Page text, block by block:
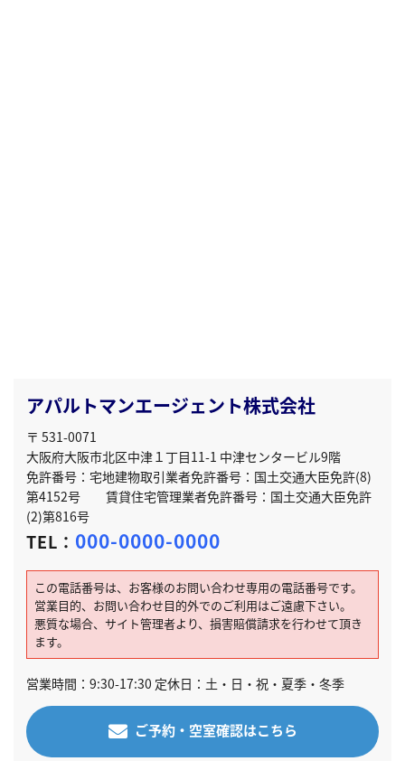
アパルトマンエージェント株式会社
〒 531-0071
大阪府大阪市北区中津１丁目11-1 中津センタービル9階
免許番号：宅地建物取引業者免許番号：国土交通大臣免許(8)
第4152号 賃貸住宅管理業者免許番号：国土交通大臣免許
(2)第816号
TEL： 000-0000-0000
この電話番号は、お客様のお問い合わせ専用の電話番号です。
営業目的、お問い合わせ目的外でのご利用はご遠慮下さい。
悪質な場合、サイト管理者より、損害賠償請求を行わせて頂き
ます。
営業時間：9:30-17:30 定休日：土・日・祝・夏季・冬季
ご予約・空室確認はこちら